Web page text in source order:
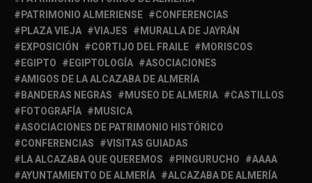
PATRIMONIO ALMERIENSE
CONFERENCIAS
PLAZA VIEJA
VIAJES
MURALLA DE JAYRÁN
EXPOSICIÓN
CORTIJO DEL FRAILE
MORISCOS
EGIPTO
EGIPTOLOGÍA
ASOCIACIONES
AMIGOS DE LA ALCAZABA DE ALMERÍA
BANDERAS NEGRAS
MUSEO DE ALMERIA
CASTILLOS
FOTOGRAFÍA
MUSICA
ASOCIACIONES DE PATRIMONIO HISTÓRICO
CONFERENCIAS
VISITAS GUIADAS
LA ALCAZABA QUE QUEREMOS
PINGURUCHO
AAAA
AYUNTAMIENTO DE ALMERÍA
ALCAZABA DE ALMERÍA